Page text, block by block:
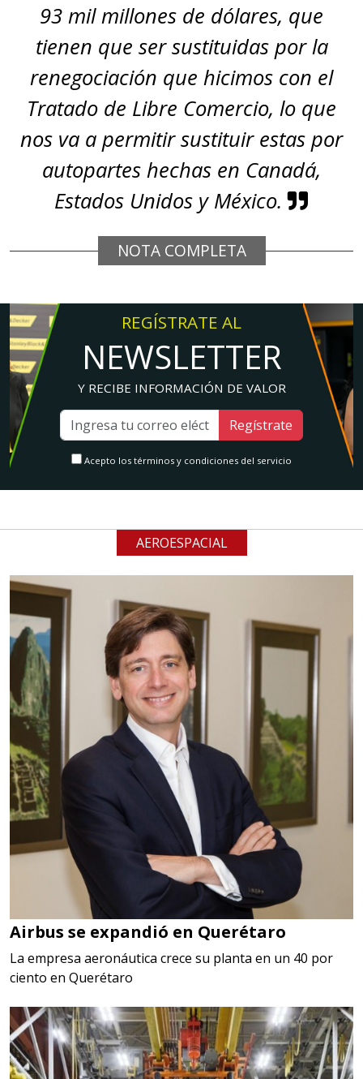
93 mil millones de dólares, que
tienen que ser sustituidas por la
renegociación que hicimos con el
Tratado de Libre Comercio, lo que
nos va a permitir sustituir estas por
autopartes hechas en Canadá,
Estados Unidos y México.
NOTA COMPLETA
REGÍSTRATE AL
NEWSLETTER
Y RECIBE INFORMACIÓN DE VALOR
Regístrate
Acepto los términos y condiciones del servicio
AEROESPACIAL
Airbus se expandió en Querétaro
La empresa aeronáutica crece su planta en un 40 por
ciento en Querétaro